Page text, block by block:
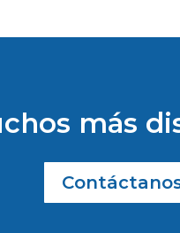
más